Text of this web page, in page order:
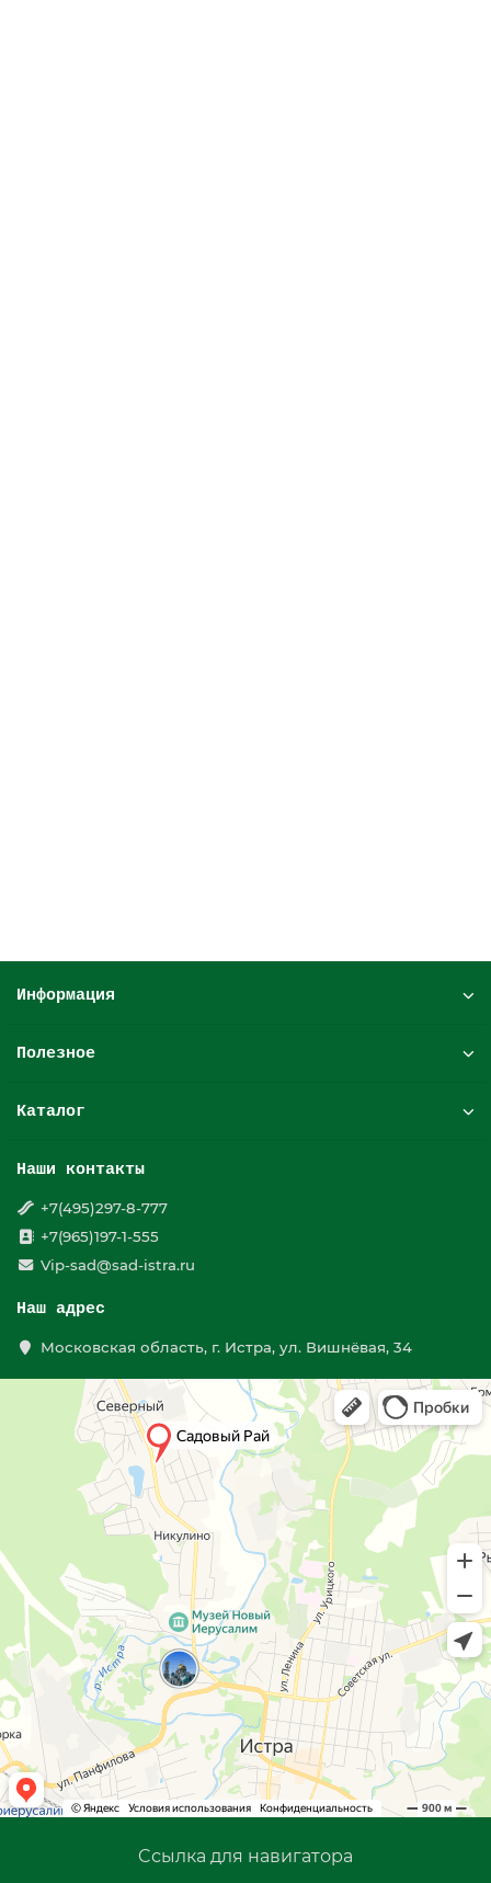
Информация
Полезное
Каталог
Наши контакты
+7(495)297-8-777
+7(965)197-1-555
Vip-sad@sad-istra.ru
Наш адрес
Московская область, г. Истра, ул. Вишнёвая, 34
Cсылка для навигатора